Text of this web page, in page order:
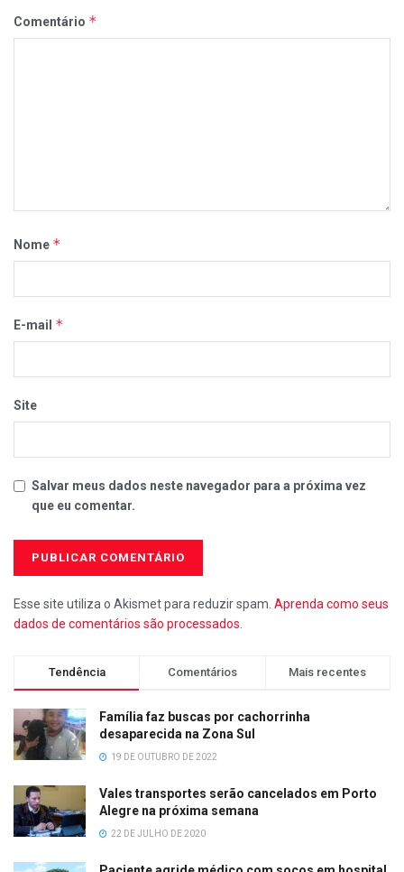
Comentário *
Nome *
E-mail *
Site
Salvar meus dados neste navegador para a próxima vez
que eu comentar.
Esse site utiliza o Akismet para reduzir spam. Aprenda como seus
dados de comentários são processados
Tendência Comentários Mais recentes
Família faz buscas por cachorrinha
desaparecida na Zona Sul
19 DE OUTUBRO DE 2022
Vales transportes serão cancelados em Porto
Alegre na próxima semana
22 DE JULHO DE 2020